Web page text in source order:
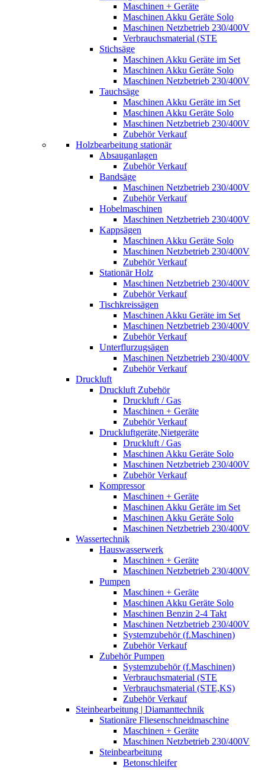
Maschinen + Geräte
Maschinen Akku Geräte Solo
Maschinen Netzbetrieb 230/400V
Verbrauchsmaterial (STE
Stichsäge
Maschinen Akku Geräte im Set
Maschinen Akku Geräte Solo
Maschinen Netzbetrieb 230/400V
Tauchsäge
Maschinen Akku Geräte im Set
Maschinen Akku Geräte Solo
Maschinen Netzbetrieb 230/400V
Zubehör Verkauf
Holzbearbeitung stationär
Absauganlagen
Zubehör Verkauf
Bandsäge
Maschinen Netzbetrieb 230/400V
Zubehör Verkauf
Hobelmaschinen
Maschinen Netzbetrieb 230/400V
Kappsägen
Maschinen Akku Geräte Solo
Maschinen Netzbetrieb 230/400V
Zubehör Verkauf
Stationär Holz
Maschinen Netzbetrieb 230/400V
Zubehör Verkauf
Tischkreissägen
Maschinen Akku Geräte im Set
Maschinen Netzbetrieb 230/400V
Zubehör Verkauf
Unterflurzugsägen
Maschinen Netzbetrieb 230/400V
Zubehör Verkauf
Druckluft
Druckluft Zubehör
Druckluft / Gas
Maschinen + Geräte
Zubehör Verkauf
Druckluftgeräte,Nietgeräte
Druckluft / Gas
Maschinen Akku Geräte Solo
Maschinen Netzbetrieb 230/400V
Zubehör Verkauf
Kompressor
Maschinen + Geräte
Maschinen Akku Geräte im Set
Maschinen Akku Geräte Solo
Maschinen Netzbetrieb 230/400V
Wassertechnik
Hauswasserwerk
Maschinen + Geräte
Maschinen Netzbetrieb 230/400V
Pumpen
Maschinen + Geräte
Maschinen Akku Geräte Solo
Maschinen Benzin 2-4 Takt
Maschinen Netzbetrieb 230/400V
Systemzubehör (f.Maschinen)
Zubehör Verkauf
Zubehör Pumpen
Systemzubehör (f.Maschinen)
Verbrauchsmaterial (STE
Verbrauchsmaterial (STE,KS)
Zubehör Verkauf
Steinbearbeitung | Diamanttechnik
Stationäre Fliesenschneidmaschine
Maschinen + Geräte
Maschinen Netzbetrieb 230/400V
Steinbearbeitung
Betonschleifer